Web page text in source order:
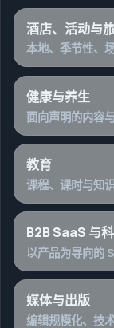
酒店、活动与
本地、季节性、
健康与养生
面向声明的内容
教育
课程、课时与知
B2B SaaS 与
以产品为导向的
媒体与出版
编辑规模化、技